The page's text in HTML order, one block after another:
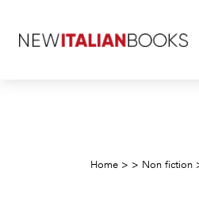
Home > > Non fiction